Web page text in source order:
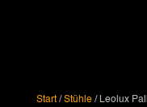
Start/Stühle/ Leolux